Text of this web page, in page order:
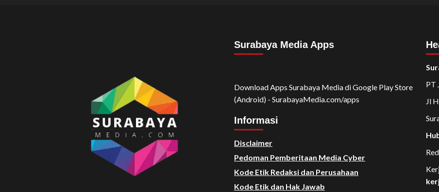
Surabaya Media Apps
Download Apps Surabaya Media di Google Play Store
(Android) - SurabayaMedia.com/apps
Informasi
Disclaimer
Pedoman Pemberitaan Media Cyber
Kode Etik Redaksi dan Perusahaan
Kode Etik dan Hak Jawab
PT
Jl